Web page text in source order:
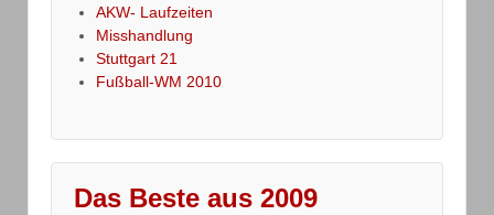
AKW- Laufzeiten
Misshandlung
Stuttgart 21
Fußball-WM 2010
Das Beste aus 2009